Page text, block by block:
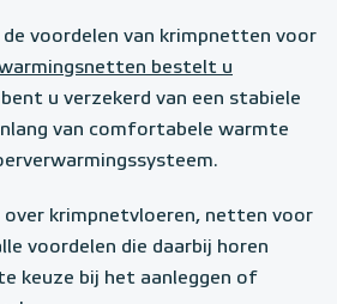
voordelen van krimpnetten voor
bestelt u
u verzekerd van een stabiele
van comfortabele warmte
krimpnetvloeren, netten voor
voordelen die daarbij horen
keuze bij het aanleggen of